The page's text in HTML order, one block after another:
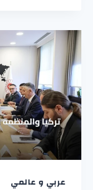
عربي و عالمي